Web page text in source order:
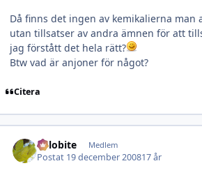
Då finns det ingen av kemikalierna man
utan tillsatser av andra ämnen för att
jag förstått det hela rätt?
Btw vad är anjoner för något?
Citera
Trilobite Medlem
Postat 19 december 200817 år